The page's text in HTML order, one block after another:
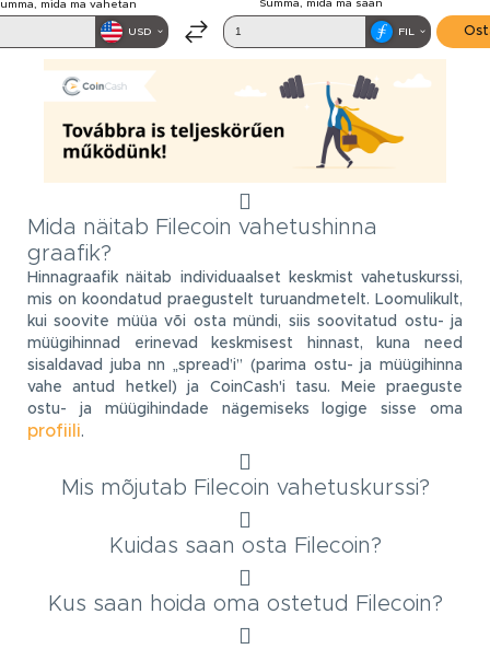
Mida näitab Filecoin vahetushinna
graafik?
Hinnagraafik näitab individuaalset keskmist vahetuskurssi,
mis on koondatud praegustelt turuandmetelt. Loomulikult,
kui soovite müüa või osta mündi, siis soovitatud ostu- ja
müügihinnad erinevad keskmisest hinnast, kuna need
sisaldavad juba nn „spread’i” (parima ostu- ja müügihinna
vahe antud hetkel) ja CoinCash'i tasu. Meie praeguste
ostu- ja müügihindade nägemiseks logige sisse oma
profiili.
Mis mõjutab Filecoin vahetuskurssi?
Kuidas saan osta Filecoin?
Kus saan hoida oma ostetud Filecoin?